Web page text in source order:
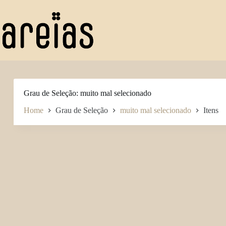
conteúdo
Grau de Seleção muito mal selecionado
Home Grau de Seleção muito mal selecionado Itens